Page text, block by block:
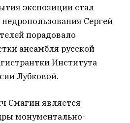
экспозиции стал
Сергей
порадовало
ансамбля русской
Института
Лубковой.
Смагин является
монументально-